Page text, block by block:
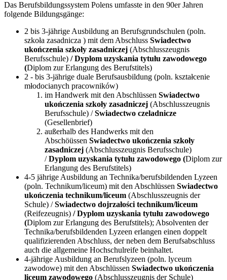
Das Berufsbildungssystem Polens umfasste in den 90er Jahren
folgende Bildungsgänge:
2 bis 3-jährige Ausbildung an Berufsgrundschulen (poln.
szkoła zasadnicza ) mit dem Abschluss Swiadectwo
ukończenia szkoły zasadniczej (Abschlusszeugnis
Berufsschule) / Dyplom uzyskania tytułu zawodowego
(Diplom zur Erlangung des Berufstitels)
2 - bis 3-jährige duale Berufsausbildung (poln. kształcenie
młodocianych pracowników)
im Handwerk mit den Abschlüssen Swiadectwo
ukończenia szkoły zasadniczej (Abschlusszeugnis
Berufsschule) /Swiadectwo czeladnicze
(Gesellenbrief)
außerhalb des Handwerks mit den
Abschöüssen Swiadectwo ukończenia szkoły
zasadniczej (Abschlusszeugnis Berufsschule)
/Dyplom uzyskania tytułu zawodowego (Diplom zur
Erlangung des Berufstitels)
4-5 jährige Ausbildung an Technika/berufsbildenden Lyzeen
(poln. Technikum/liceum) mit den Abschlüssen Swiadectwo
ukończenia technikum/liceum (Abschlusszeugnis der
Schule) /Swiadectwo dojrzałości technikum/liceum
(Reifezeugnis) / Dyplom uzyskania tytułu zawodowego
(Diplom zur Erlangung des Berufstitels); Absolventen der
Technika/berufsbildenden Lyzeen erlangen einen doppelt
qualifizierenden Abschluss, der neben dem Berufsabschluss
auch die allgemeine Hochschulreife beinhaltet.
4-jährige Ausbildung an Berufslyzeen (poln. lyceum
zawodowe) mit den Abschlüssen Swiadectwo ukończenia
liceum zawodowego (Abschlusszeugnis der Schule)